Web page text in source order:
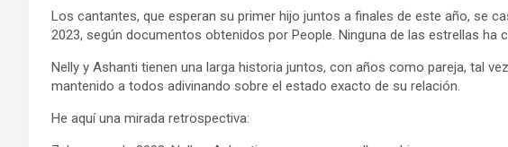
Los cantantes, que esperan su primer hijo juntos a finales de este año, se
2023, según documentos obtenidos por People. Ninguna de las estrellas ha
Nelly y Ashanti tienen una larga historia juntos, con años como pareja, tal
mantenido a todos adivinando sobre el estado exacto de su relación.
He aquí una mirada retrospectiva: